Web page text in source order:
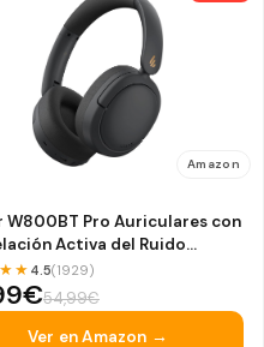
Amazon
W800BT Pro Auriculares con
Activa del Ruido
Bluet…
4.5(1929)
54,99€
Ver en Amazon →